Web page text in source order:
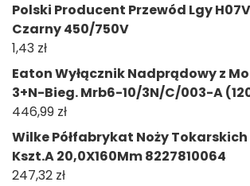
Polski Producent Przewód Lgy
Czarny 450/750V
1,43 zł
Eaton Wyłącznik Nadprądowy z
3+N-Bieg. Mrb6-10/3N/C/003-A
446,99 zł
Wilke Półfabrykat Noży Tokarskich
Kszt.A 20,0X160Mm 8227810064
247,32 zł